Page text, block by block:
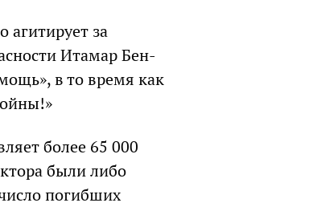
агитирует за
Итамар Бен-
в то время как
более 65 000
были либо
погибших